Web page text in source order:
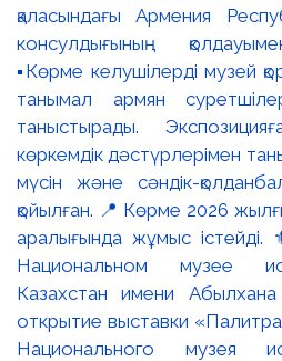
қаласындағы Армения
консулдығының
▪️Көрме келушілерді музей
танымал армян
таныстырады.
көркемдік дәстүрлерімен
мүсін және сәндік-
қойылған. 📍 Көрме 2026
аралығында жұмыс істейді.
Национальном музее
Казахстан имени
открытие выставки
Национального музея